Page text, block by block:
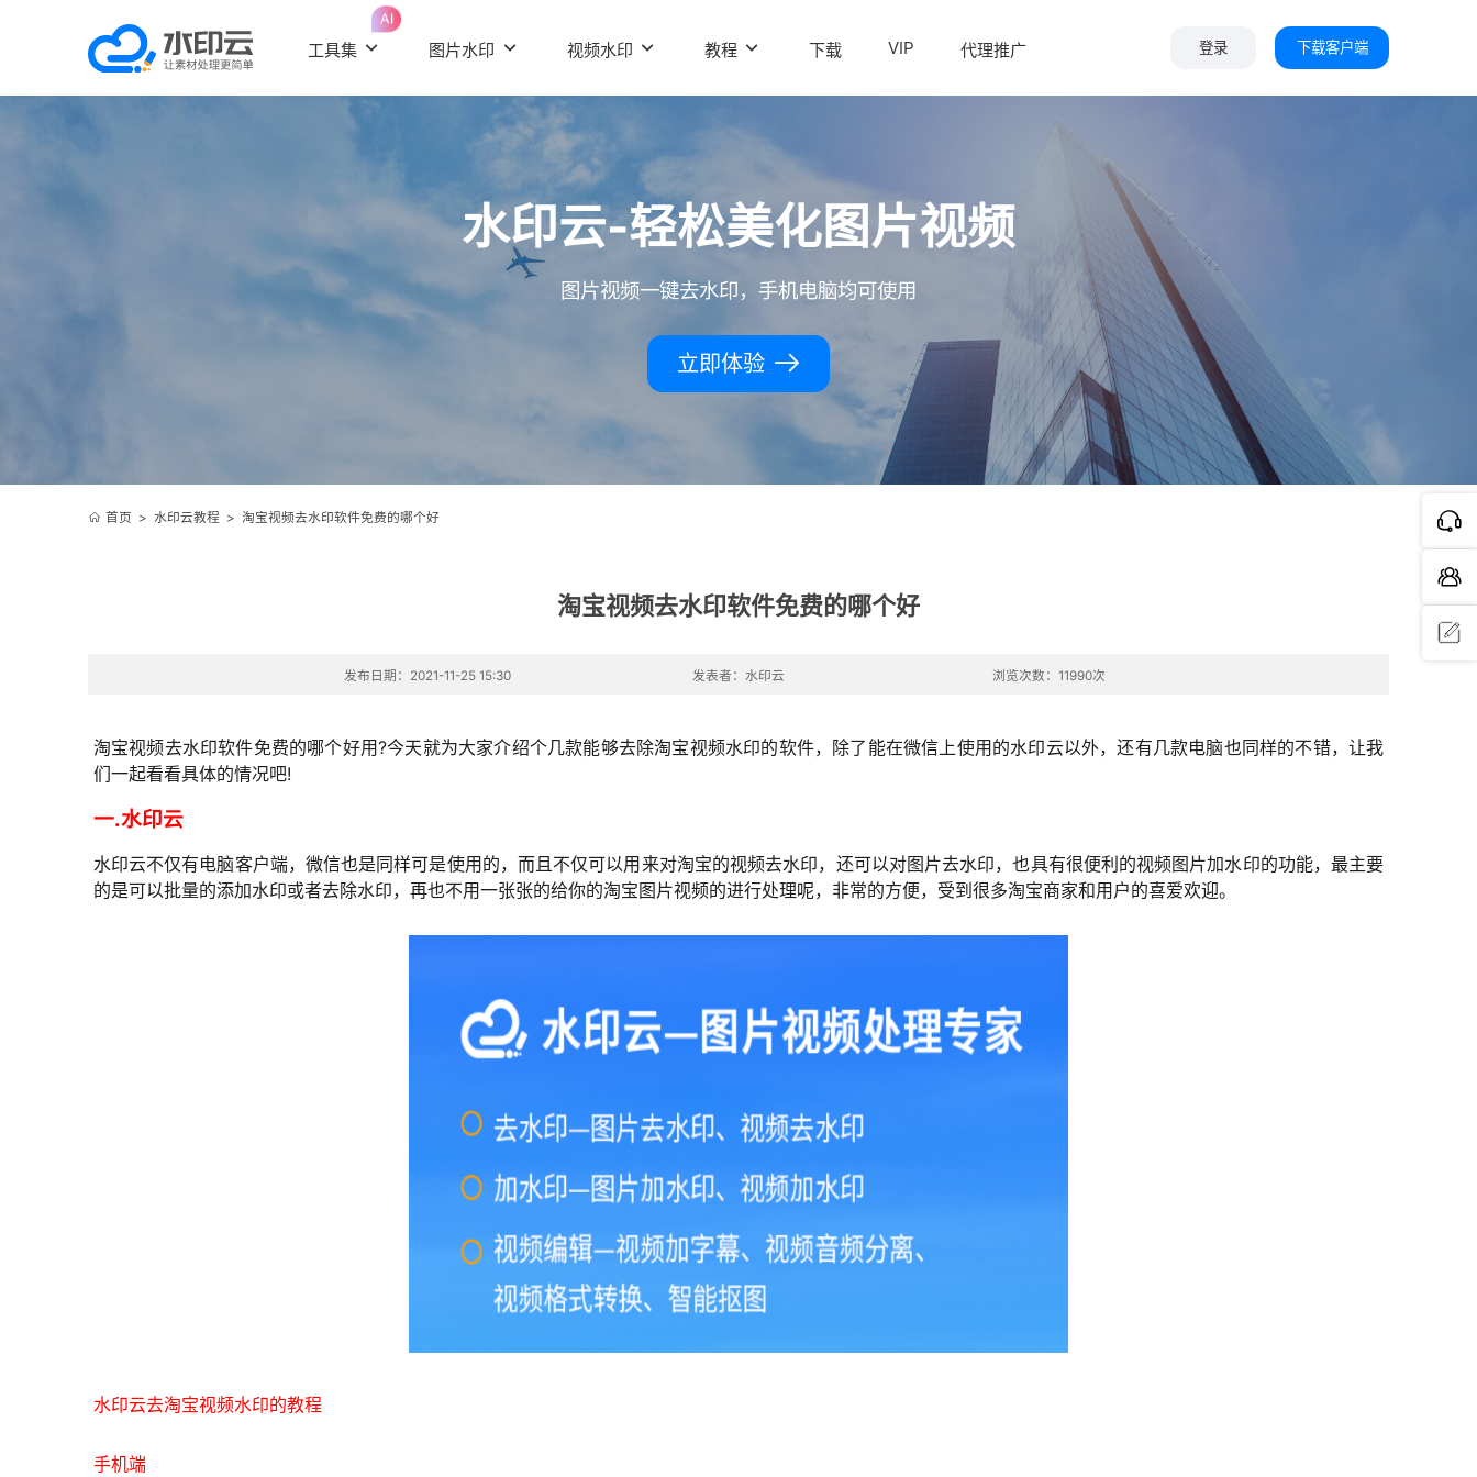
工具集
AI
图片水印 视频水印 教程 下载 VIP 代理推广 登录 下载客户端
水印云-轻松美化图片视频
图片视频一键去水印，手机电脑均可使用
立即体验
首页 > 水印云教程 > 淘宝视频去水印软件免费的哪个好
淘宝视频去水印软件免费的哪个好
发布日期：2021-11-25 15:30 发表者：水印云 浏览次数：11990次
淘宝视频去水印软件免费的哪个好用?今天就为大家介绍个几款能够去除淘宝视频水印的软件，除了能在微信上使用的水印云以外，还有几款电脑也同样的不错，让我
们一起看看具体的情况吧!
一.水印云
水印云不仅有电脑客户端，微信也是同样可是使用的，而且不仅可以用来对淘宝的视频去水印，还可以对图片去水印，也具有很便利的视频图片加水印的功能，最主要
的是可以批量的添加水印或者去除水印，再也不用一张张的给你的淘宝图片视频的进行处理呢，非常的方便，受到很多淘宝商家和用户的喜爱欢迎。
水印云去淘宝视频水印的教程
手机端